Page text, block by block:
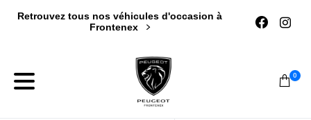
Retrouvez tous nos véhicules d'occasion à
Frontenex
0